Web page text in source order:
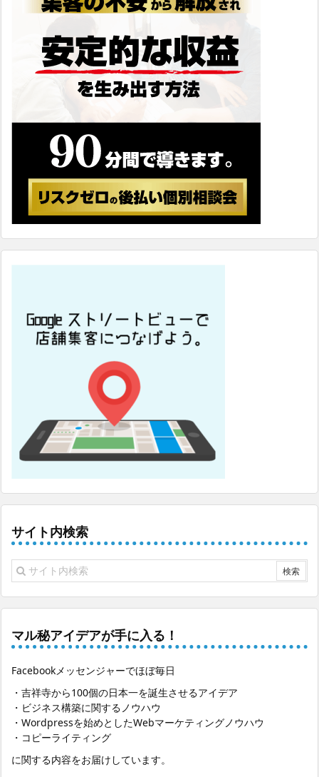
サイト内検索
マル秘アイデアが手に入る！
Facebookメッセンジャーでほぼ毎日
・吉祥寺から100個の日本一を誕生させるアイデア
・ビジネス構築に関するノウハウ
・Wordpressを始めとしたWebマーケティングノウハウ
・コピーライティング
に関する内容をお届けしています。